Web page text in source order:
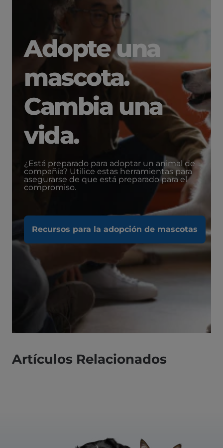
Adopte una
mascota.
Cambia una
vida.
¿Está preparado para adoptar un animal de
compañía? Utilice estas herramientas para
asegurarse de que está preparado para el
compromiso.
Recursos para la adopción de mascotas
Artículos Relacionados